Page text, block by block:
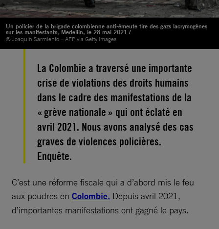
Un policier de la brigade colombienne anti-émeute tire des gazs lacrymogènes
sur les manifestants, Medellin, le 28 mai 2021 /
© Joaquin Sarmiento – AFP via Getty Images
La Colombie a traversé une importante
crise de violations des droits humains
dans le cadre des manifestations de la
« grève nationale » qui ont éclaté en
avril 2021. Nous avons analysé des cas
graves de violences policières.
Enquête.
C’est une réforme fiscale qui a d’abord mis le feu
aux poudres en Colombie. Depuis avril 2021,
d’importantes manifestations ont gagné le pays.